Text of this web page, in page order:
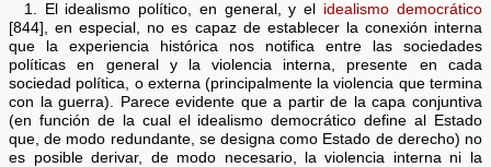
1. El idealismo político, en general, y el idealismo democrático
[844], en especial, no es capaz de establecer la conexión interna
que la experiencia histórica nos notifica entre las sociedades
políticas en general y la violencia interna, presente en cada
sociedad política, o externa (principalmente la violencia que termina
con la guerra). Parece evidente que a partir de la capa conjuntiva
(en función de la cual el idealismo democrático define al Estado
que, de modo redundante, se designa como Estado de derecho) no
es posible derivar, de modo necesario, la violencia interna ni la